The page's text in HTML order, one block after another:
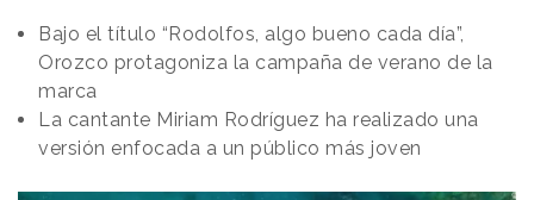
Bajo el título “Rodolfos, algo bueno cada día”,
Orozco protagoniza la campaña de verano de la
marca
La cantante Miriam Rodríguez ha realizado una
versión enfocada a un público más joven